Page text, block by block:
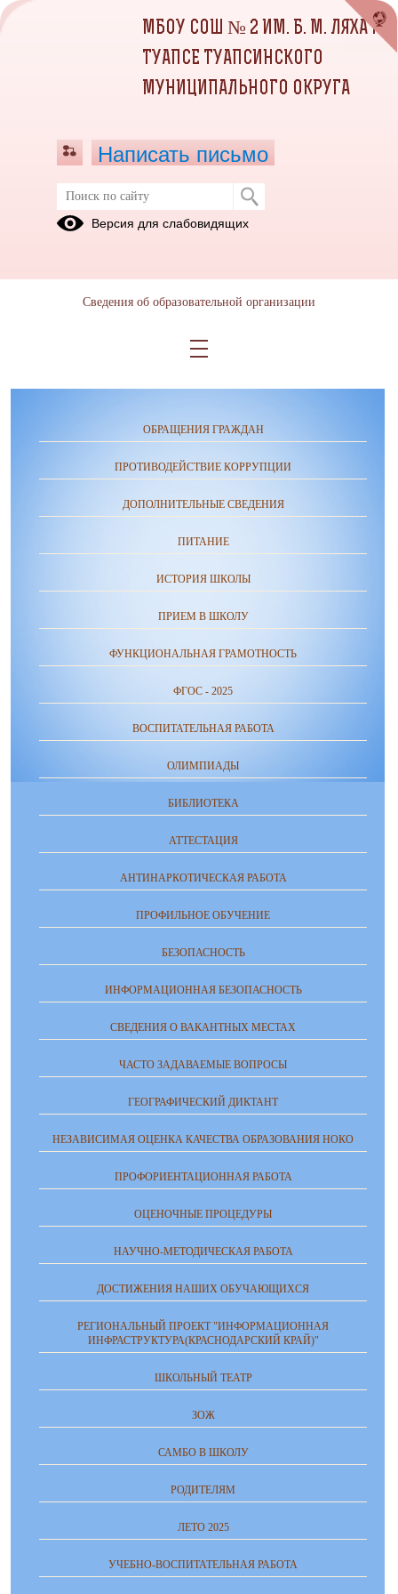
Правила нахождения на территории
лагеря
ОБРАЩЕНИЯ ГРАЖДАН
ПРОТИВОДЕЙСТВИЕ КОРРУПЦИИ
ДОПОЛНИТЕЛЬНЫЕ СВЕДЕНИЯ
ПИТАНИЕ
ИСТОРИЯ ШКОЛЫ
ПРИЕМ В ШКОЛУ
ФУНКЦИОНАЛЬНАЯ ГРАМОТНОСТЬ
ФГОС - 2025
ВОСПИТАТЕЛЬНАЯ РАБОТА
ОЛИМПИАДЫ
БИБЛИОТЕКА
АТТЕСТАЦИЯ
АНТИНАРКОТИЧЕСКАЯ РАБОТА
ПРОФИЛЬНОЕ ОБУЧЕНИЕ
БЕЗОПАСНОСТЬ
ИНФОРМАЦИОННАЯ БЕЗОПАСНОСТЬ
СВЕДЕНИЯ О ВАКАНТНЫХ МЕСТАХ
ЧАСТО ЗАДАВАЕМЫЕ ВОПРОСЫ
ГЕОГРАФИЧЕСКИЙ ДИКТАНТ
НЕЗАВИСИМАЯ ОЦЕНКА КАЧЕСТВА ОБРАЗОВАНИЯ НОКО
ПРОФОРИЕНТАЦИОННАЯ РАБОТА
ОЦЕНОЧНЫЕ ПРОЦЕДУРЫ
НАУЧНО-МЕТОДИЧЕСКАЯ РАБОТА
ДОСТИЖЕНИЯ НАШИХ ОБУЧАЮЩИХСЯ
РЕГИОНАЛЬНЫЙ ПРОЕКТ "ИНФОРМАЦИОННАЯ
ИНФРАСТРУКТУРА(КРАСНОДАРСКИЙ КРАЙ)"
ШКОЛЬНЫЙ ТЕАТР
ЗОЖ
САМБО В ШКОЛУ
РОДИТЕЛЯМ
ЛЕТО 2025
УЧЕБНО-ВОСПИТАТЕЛЬНАЯ РАБОТА
МБОУ СОШ № 2 ИМ. Б. М. ЛЯХА Г.
ТУАПСЕ ТУАПСИНСКОГО
МУНИЦИПАЛЬНОГО ОКРУГА
Написать письмо
Версия для слабовидящих
Сведения об образовательной организации